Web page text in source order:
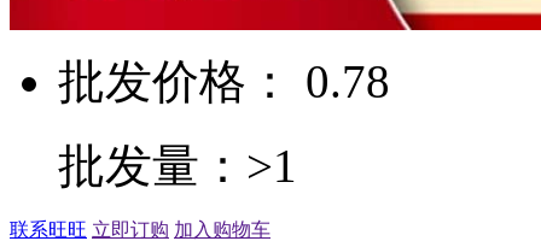
批发价格： 0.78
批发量：>1
联系旺旺 立即订购 加入购物车